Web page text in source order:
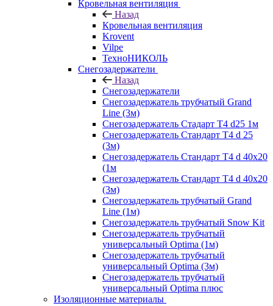
Кровельная вентиляция
Назад
Кровельная вентиляция
Krovent
Vilpe
ТехноНИКОЛЬ
Снегозадержатели
Назад
Снегозадержатели
Снегозадержатель трубчатый Grand
Line (3м)
Снегозадержатель Стадарт Т4 d25 1м
Снегозадержатель Стандарт Т4 d 25
(3м)
Снегозадержатель Стандарт Т4 d 40х20
(1м
Снегозадержатель Стандарт Т4 d 40х20
(3м)
Снегозадержатель трубчатый Grand
Line (1м)
Снегозадержатель трубчатый Snow Kit
Снегозадержатель трубчатый
универсальный Optima (1м)
Снегозадержатель трубчатый
универсальный Optima (3м)
Снегозадержатель трубчатый
универсальный Optima плюс
Изоляционные материалы